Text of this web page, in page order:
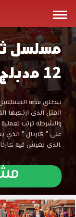
مسلسل
12 مدبلج
تنطلق قصة المسلسل
والشرطه ترتب
على " كارتال " الذي
الذي يعيش فيه كارتال و عائلته.